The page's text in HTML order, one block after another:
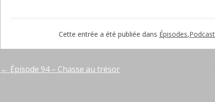
Cette entrée a été publiée dans Épisodes,Podcast
Navigation
← Épisode 94 – Chasse au trésor